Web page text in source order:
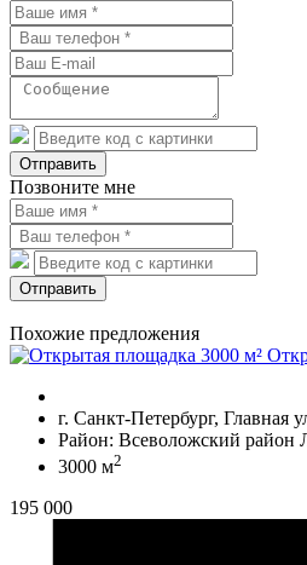
Отправить
Позвоните мне
Отправить
Похожие предложения
г. Санкт-Петербург, Главная
Район: Всеволожский район
3000 м2
195 000